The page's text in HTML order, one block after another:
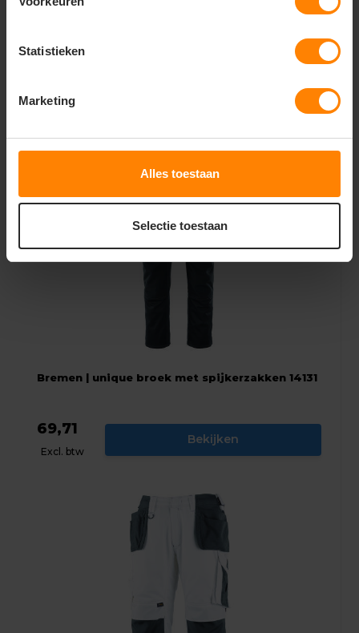
Statistieken
Marketing
Alles toestaan
Selectie toestaan
Maatschema: K2 – De omvang van de taille wordt
net onder de navel gemeten (zie maattabel).
Bremen | unique broek met spijkerzakken 14131
69,71
Excl. btw
Bekijken